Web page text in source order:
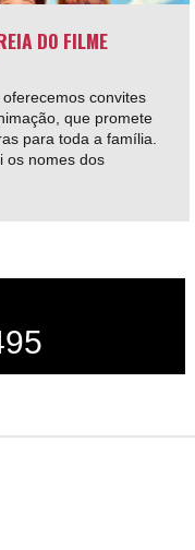
DO FILME
convites
que promete
para toda a família.
os nomes dos